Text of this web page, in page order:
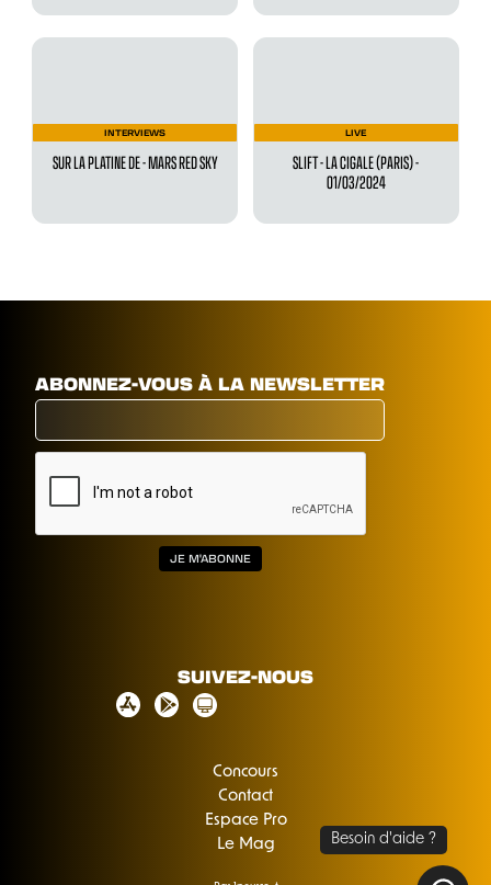
INTERVIEWS
SUR LA PLATINE DE - MARS RED SKY
LIVE
SLIFT - LA CIGALE (PARIS) -
01/03/2024
ABONNEZ-VOUS À LA NEWSLETTER
SUIVEZ-NOUS
Concours
Contact
Espace Pro
Le Mag